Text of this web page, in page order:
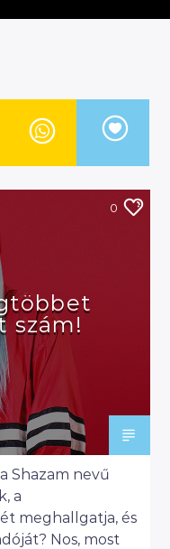
0
szám!
Shazam nevű
a
meghallgatja, és
Nos, most